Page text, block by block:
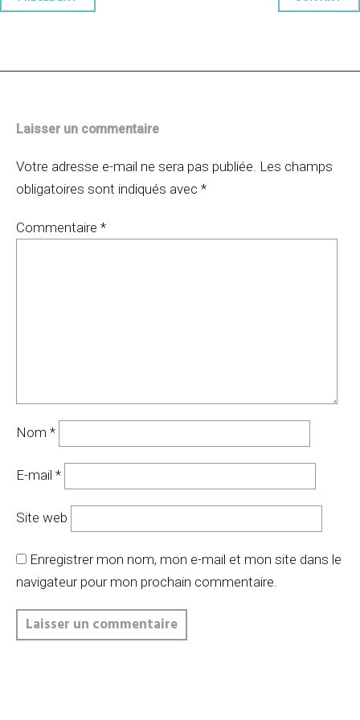
Laisser un commentaire
Votre adresse e-mail ne sera pas publiée. Les champs
obligatoires sont indiqués avec *
Commentaire *
Nom *
E-mail *
Site web
Enregistrer mon nom, mon e-mail et mon site dans le
navigateur pour mon prochain commentaire.